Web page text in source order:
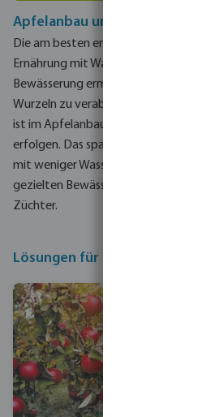
Apfelanbau und
Die am besten entwickelten Äpfel
Ernährung mit Wasser und Nährstoffen.
Bewässerung ermöglicht es, diese
Wurzeln zu verabreichen.
ist im Apfelanbau wichtig.
erfolgen. Das spart Kosten und ist
mit weniger Wasser alle Wurzeln erreicht.
gezielten Bewässerung?
Züchter.
Lösungen für den Apfelanbau